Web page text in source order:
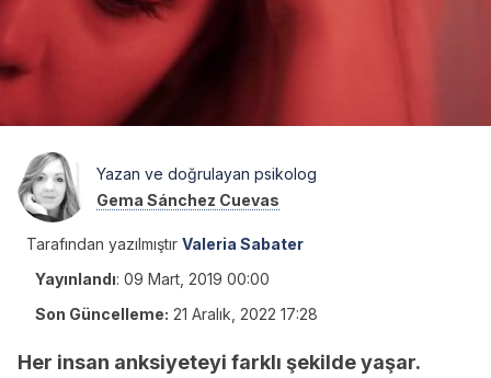
Yazan ve doğrulayan psikolog
Gema Sánchez Cuevas
Tarafından yazılmıştır Valeria Sabater
Yayınlandı: 09 Mart, 2019 00:00
Son Güncelleme: 21 Aralık, 2022 17:28
Her insan anksiyeteyi farklı şekilde yaşar.